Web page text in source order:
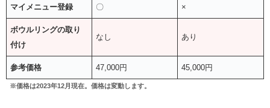
マイメニュー登録 〇 ×
ボウルリングの取り
付け
なし あり
参考価格 47,000円 45,000円
※価格は2023年12月現在。価格は変動します。